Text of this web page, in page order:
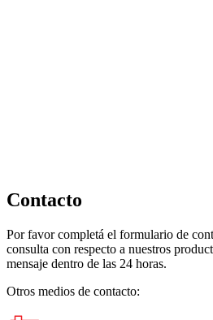
Contacto
Por favor completá el formulario de
consulta con respecto a nuestros
mensaje dentro de las 24 horas.
Otros medios de contacto: